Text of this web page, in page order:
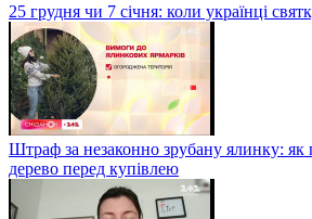
25 грудня чи 7 січня: коли українці
Штраф за незаконно зрубану ялинку: як
дерево перед купівлею